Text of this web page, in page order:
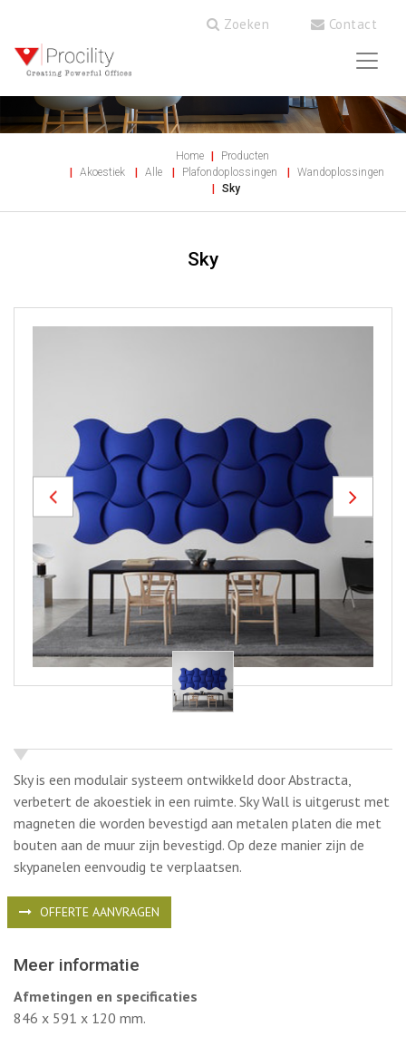
Zoeken Contact
Home
Producten
Akoestiek
Alle Plafondoplossingen
Wandoplossingen
Sky
Sky
Previous Next
Sky is een modulair systeem ontwikkeld door Abstracta,
verbetert de akoestiek in een ruimte. Sky Wall is uitgerust met
magneten die worden bevestigd aan metalen platen die met
bouten aan de muur zijn bevestigd. Op deze manier zijn de
skypanelen eenvoudig te verplaatsen.
OFFERTE AANVRAGEN
Meer informatie
Afmetingen en specificaties
846 x 591 x 120 mm.